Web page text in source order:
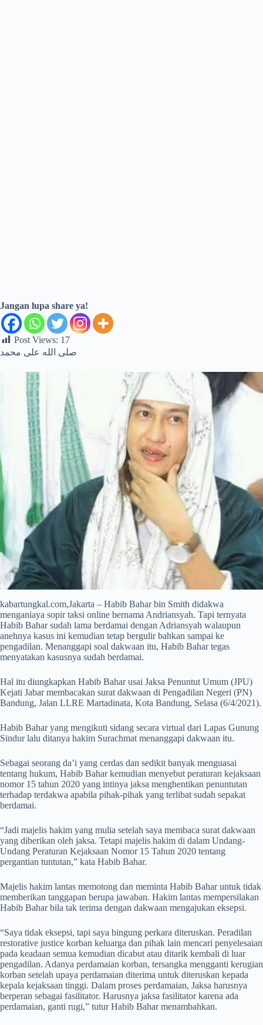
Jangan lupa share ya!
Post Views: 17
صلى الله على محمد
kabartungkal.com,Jakarta – Habib Bahar bin Smith didakwa
menganiaya sopir taksi online bernama Andriansyah. Tapi ternyata
Habib Bahar sudah lama berdamai dengan Adriansyah walaupun
anehnya kasus ini kemudian tetap bergulir bahkan sampai ke
pengadilan. Menanggapi soal dakwaan itu, Habib Bahar tegas
menyatakan kasusnya sudah berdamai.
Hal itu diungkapkan Habib Bahar usai Jaksa Penuntut Umum (JPU)
Kejati Jabar membacakan surat dakwaan di Pengadilan Negeri (PN)
Bandung, Jalan LLRE Martadinata, Kota Bandung, Selasa (6/4/2021).
Habib Bahar yang mengikuti sidang secara virtual dari Lapas Gunung
Sindur lalu ditanya hakim Surachmat menanggapi dakwaan itu.
Sebagai seorang da’i yang cerdas dan sedikit banyak menguasai
tentang hukum, Habib Bahar kemudian menyebut peraturan kejaksaan
nomor 15 tahun 2020 yang intinya jaksa menghentikan penuntutan
terhadap terdakwa apabila pihak-pihak yang terlibat sudah sepakat
berdamai.
“Jadi majelis hakim yang mulia setelah saya membaca surat dakwaan
yang diberikan oleh jaksa. Tetapi majelis hakim di dalam Undang-
Undang Peraturan Kejaksaan Nomor 15 Tahun 2020 tentang
pergantian tuntutan,” kata Habib Bahar.
Majelis hakim lantas memotong dan meminta Habib Bahar untuk tidak
memberikan tanggapan berupa jawaban. Hakim lantas mempersilakan
Habib Bahar bila tak terima dengan dakwaan mengajukan eksepsi.
“Saya tidak eksepsi, tapi saya bingung perkara diteruskan. Peradilan
restorative justice korban keluarga dan pihak lain mencari penyelesaian
pada keadaan semua kemudian dicabut atau ditarik kembali di luar
pengadilan. Adanya perdamaian korban, tersangka mengganti kerugian
korban setelah upaya perdamaian diterima untuk diteruskan kepada
kepala kejaksaan tinggi. Dalam proses perdamaian, Jaksa harusnya
berperan sebagai fasilitator. Harusnya jaksa fasilitator karena ada
perdamaian, ganti rugi,” tutur Habib Bahar menambahkan.